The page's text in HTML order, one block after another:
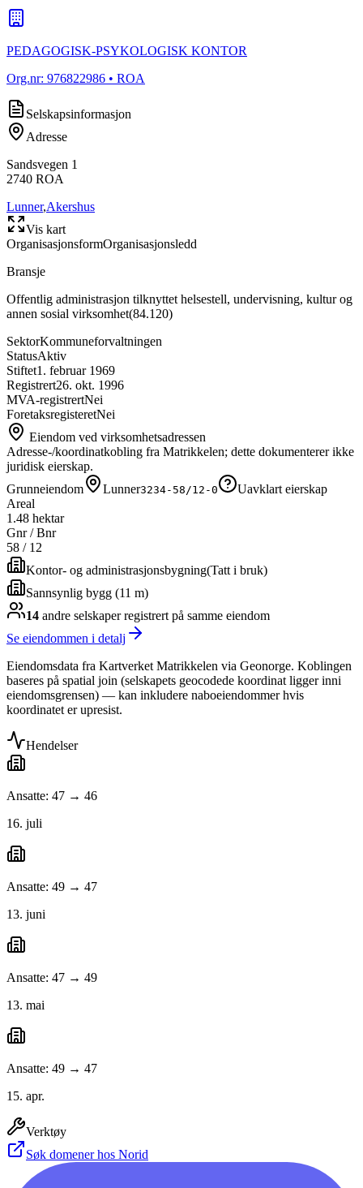
PEDAGOGISK-PSYKOLOGISK KONTOR
Org.nr: 976822986 • ROA
Selskapsinformasjon
Adresse
Sandsvegen 1
2740 ROA
Lunner,Akershus
Vis kart
OrganisasjonsformOrganisasjonsledd
Bransje
Offentlig administrasjon tilknyttet helsestell, undervisning, kultur og
annen sosial virksomhet(84.120)
SektorKommuneforvaltningen
StatusAktiv
Stiftet1. februar 1969
Registrert26. okt. 1996
MVA-registrertNei
ForetaksregisteretNei
Eiendom ved virksomhetsadressen
Adresse-/koordinatkobling fra Matrikkelen; dette dokumenterer ikke
juridisk eierskap.
Grunneiendom
Lunner3234-58/12-0
Uavklart eierskap
Areal
1.48 hektar
Gnr / Bnr
58 / 12
Kontor- og administrasjonsbygning(Tatt i bruk)
Sannsynlig bygg (11 m)
14 andre selskaperregistrert på samme eiendom
Se eiendommen i detalj
Eiendomsdata fra Kartverket Matrikkelen via Geonorge. Koblingen
baseres på spatial join (selskapets geocodede koordinat ligger inni
eiendomsgrensen) — kan inkludere naboeiendommer hvis
koordinatet er upresist.
Hendelser
Ansatte: 47 → 46
16. juli
Ansatte: 49 → 47
13. juni
Ansatte: 47 → 49
13. mai
Ansatte: 49 → 47
15. apr.
Verktøy
Søk domener hos Norid